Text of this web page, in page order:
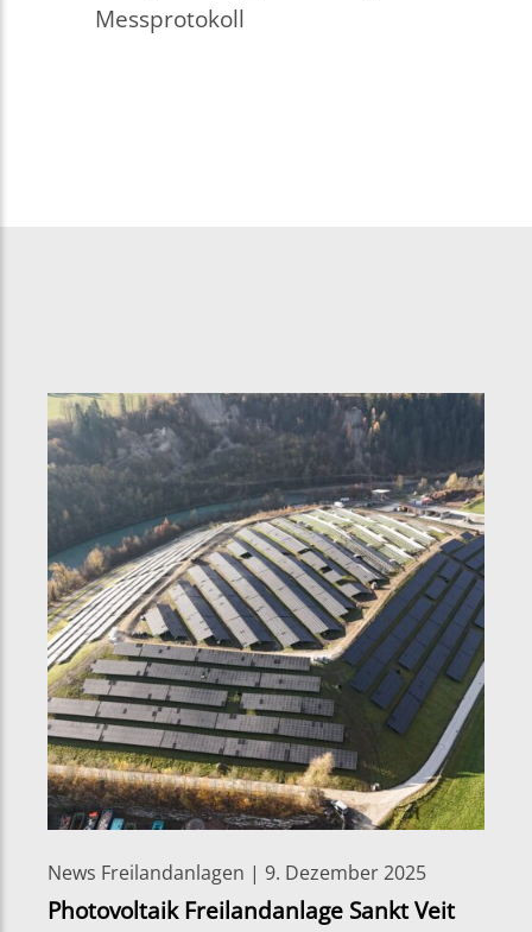
Messprotokoll
News Freilandanlagen | 9. Dezember 2025
Photovoltaik Freilandanlage Sankt Veit